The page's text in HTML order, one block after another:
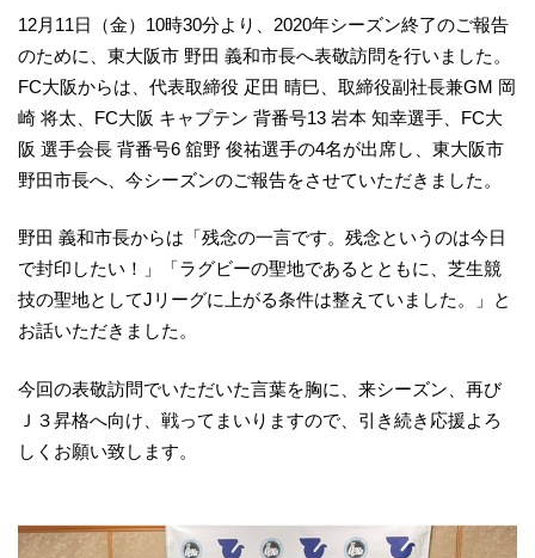
12月11日（金）10時30分より、2020年シーズン終了のご報告
のために、東大阪市 野田 義和市長へ表敬訪問を行いました。
FC大阪からは、代表取締役 疋田 晴巳、取締役副社長兼GM 岡
崎 将太、FC大阪 キャプテン 背番号13 岩本 知幸選手、FC大
阪 選手会長 背番号6 舘野 俊祐選手の4名が出席し、東大阪市
野田市長へ、今シーズンのご報告をさせていただきました。
野田 義和市長からは「残念の一言です。残念というのは今日
で封印したい！」「ラグビーの聖地であるとともに、芝生競
技の聖地としてJリーグに上がる条件は整えていました。」と
お話いただきました。
今回の表敬訪問でいただいた言葉を胸に、来シーズン、再び
Ｊ３昇格へ向け、戦ってまいりますので、引き続き応援よろ
しくお願い致します。